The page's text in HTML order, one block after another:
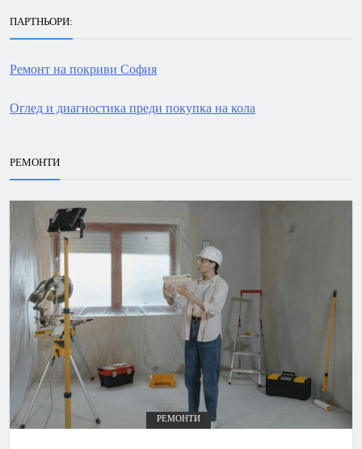
ПАРТНЬОРИ:
Ремонт на покриви София
Оглед и диагностика преди покупка на кола
РЕМОНТИ
РЕМОНТИ